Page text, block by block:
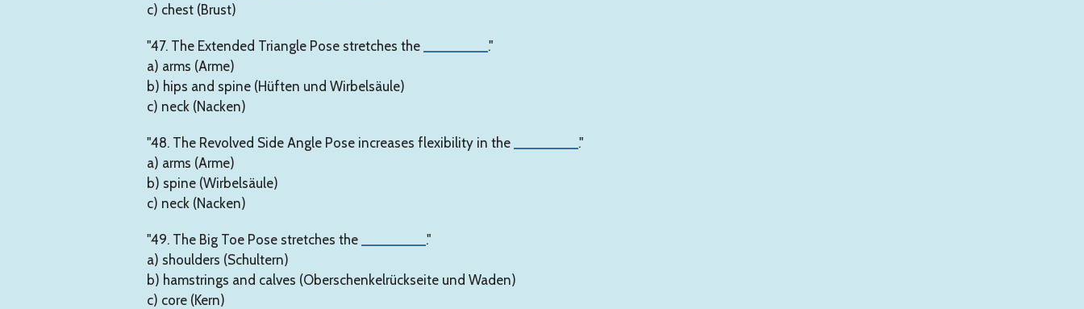
c) chest (Brust)
"47. The Extended Triangle Pose stretches the
."
a) arms (Arme)
b) hips and spine (Hüften und Wirbelsäule)
c) neck (Nacken)
"48. The Revolved Side Angle Pose increases flexibility in the
."
a) arms (Arme)
b) spine (Wirbelsäule)
c) neck (Nacken)
"49. The Big Toe Pose stretches the
."
a) shoulders (Schultern)
b) hamstrings and calves (Oberschenkelrückseite und Waden)
c) core (Kern)